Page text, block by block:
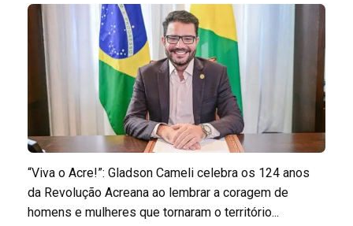
“Viva o Acre!”: Gladson Cameli celebra os 124 anos
da Revolução Acreana ao lembrar a coragem de
homens e mulheres que tornaram o território...